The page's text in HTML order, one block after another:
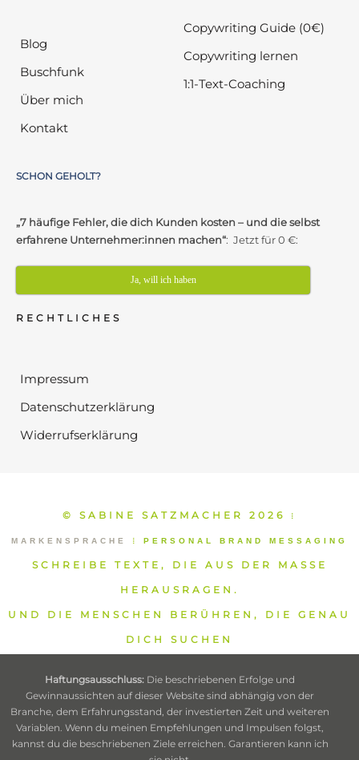
Blog
Buschfunk
Über mich
Kontakt
Copywriting Guide (0€)
Copywriting lernen
1:1-Text-Coaching
SCHON GEHOLT?
„7 häufige Fehler, die dich Kunden kosten – und die selbst
erfahrene Unternehmer:innen machen“: Jetzt für 0 €:
Ja, will ich haben
RECHTLICHES
Impressum
Datenschutzerklärung
Widerrufserklärung
© SABINE SATZMACHER 2026 ⁞
MARKENSPRACHE ⁞ PERSONAL BRAND MESSAGING
SCHREIBE TEXTE, DIE AUS DER MASSE
HERAUSRAGEN.
UND DIE MENSCHEN BERÜHREN, DIE GENAU
DICH SUCHEN
Haftungsausschluss: Die beschriebenen Erfolge und
Gewinnaussichten auf dieser Website sind abhängig von der
Branche, dem Erfahrungsstand, der investierten Zeit und weiteren
Variablen. Wenn du meinen Empfehlungen und Impulsen folgst,
kannst du die beschriebenen Ziele erreichen. Garantieren kann ich